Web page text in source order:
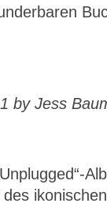
by Jess